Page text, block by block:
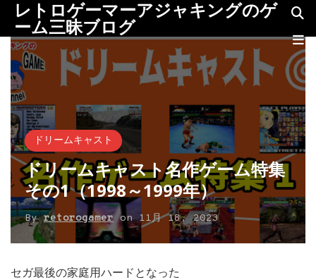
レトロゲーマーアジャキングのゲ
ーム三昧ブログ
ドリームキャスト
ドリームキャスト名作ゲーム特集
その1（1998～1999年）
Byretorogameron11月 18, 2023
セガ最後の家庭用ハードとなった